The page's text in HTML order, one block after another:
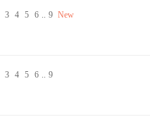
3 4 5 6 .. 9 New
3 4 5 6 .. 9